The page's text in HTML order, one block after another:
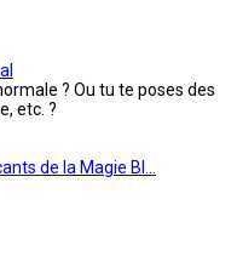
? Ou tu te poses des
etc. ?
de la Magie Bl…